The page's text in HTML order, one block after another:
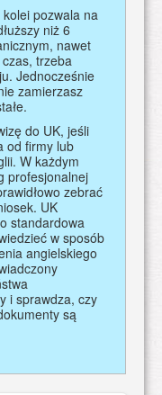
pozwala na
niż 6
nawet
trzeba
Jednocześnie
zamierzasz
do UK, jeśli
od firmy lub
W każdym
profesjonalnej
zebrać
UK
standardowa
w sposób
angielskiego
i sprawdza, czy
są